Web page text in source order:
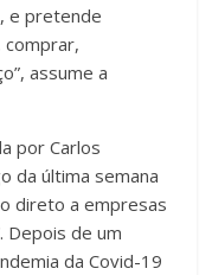
e pretende
comprar,
assume a
por Carlos
da última semana
direto a empresas
Depois de um
da Covid-19